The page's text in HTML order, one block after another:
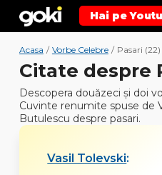
Hai pe
Acasa / Vorbe Celebre / Pasari (22)
Citate despre
Descopera douăzeci şi doi
Cuvinte renumite spuse de
Butulescu despre pasari.
Vasil Tolevski: